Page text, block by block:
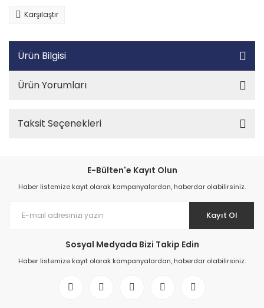
Karşılaştır
Ürün Bilgisi
Ürün Yorumları
Taksit Seçenekleri
E-Bülten'e Kayıt Olun
Haber listemize kayıt olarak kampanyalardan, haberdar olabilirsiniz.
Kayıt Ol
Sosyal Medyada Bizi Takip Edin
Haber listemize kayıt olarak kampanyalardan, haberdar olabilirsiniz.